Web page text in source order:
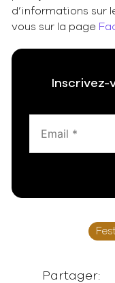
d’informations sur
vous sur la page
Partager: